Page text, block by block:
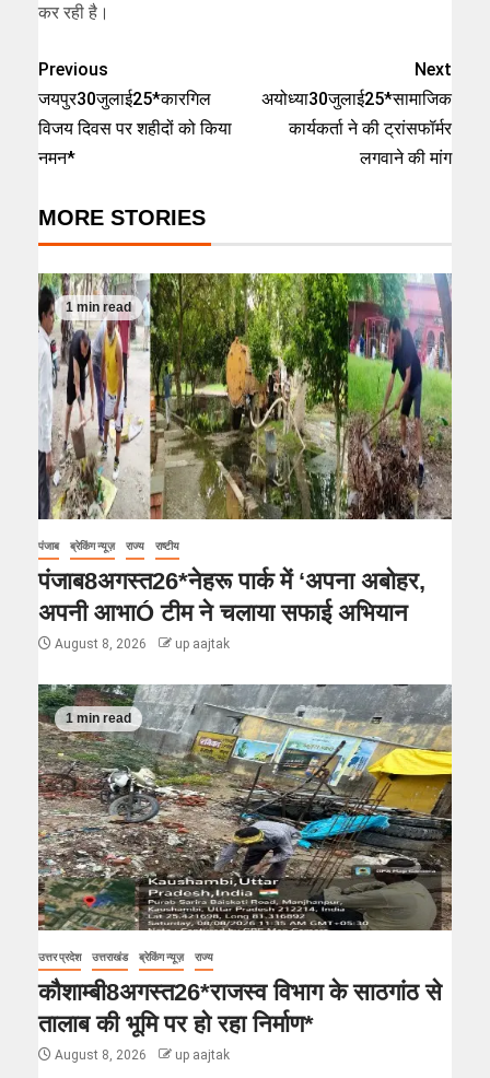
कर रही है।
Previous
जयपुर30जुलाई25*कारगिल
विजय दिवस पर शहीदों को किया
नमन*
Next
अयोध्या30जुलाई25*सामाजिक
कार्यकर्ता ने की ट्रांसफॉर्मर
लगवाने की मांग
MORE STORIES
1 min read
पंजाब ब्रेकिंग न्यूज़ राज्य राष्टीय
पंजाब8अगस्त26*नेहरू पार्क में ‘अपना अबोहर,
अपनी आभाÓ टीम ने चलाया सफाई अभियान
August 8, 2026 up aajtak
1 min read
उत्तर प्रदेश उत्तराखंड ब्रेकिंग न्यूज़ राज्य
कौशाम्बी8अगस्त26*राजस्व विभाग के साठगांठ से
तालाब की भूमि पर हो रहा निर्माण*
August 8, 2026 up aajtak